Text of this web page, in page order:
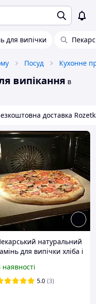
для випічки
Посуд Кухонне
випікання в
доставка
натуральний
для випічки хліба і
розмірах під
наявності
5.0 (3)